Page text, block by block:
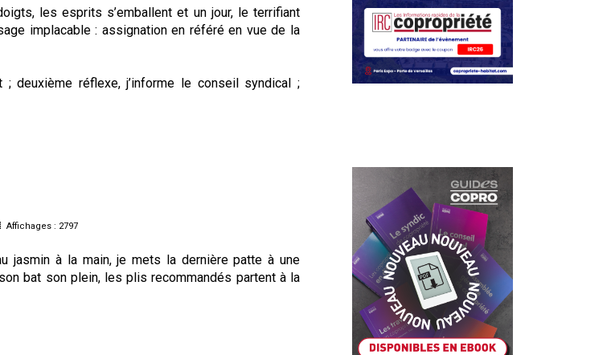
les esprits s’emballent et un jour, le terrifiant
implacable : assignation en référé en vue de la
deuxième réflexe, j’informe le conseil syndical ;
Affichages : 2797
jasmin à la main, je mets la dernière patte à une
bat son plein, les plis recommandés partent à la